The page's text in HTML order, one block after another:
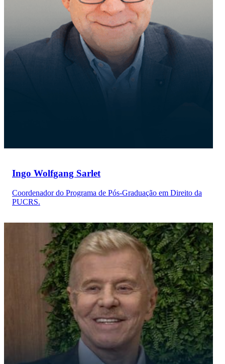
Ingo Wolfgang Sarlet
Coordenador do Programa de Pós-Graduação em Direito da
PUCRS.